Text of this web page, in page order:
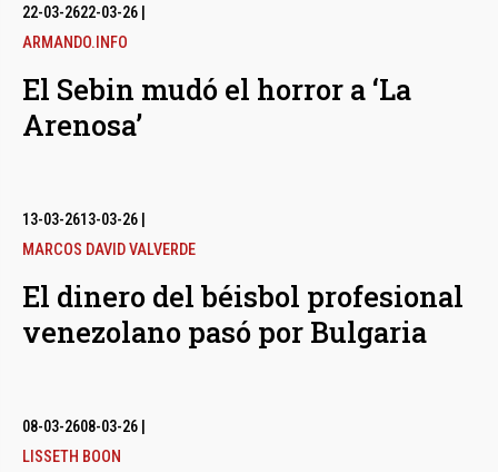
22-03-2622-03-26
ARMANDO.INFO
El Sebin mudó el horror a ‘La
Arenosa’
13-03-2613-03-26
MARCOS DAVID VALVERDE
El dinero del béisbol profesional
venezolano pasó por Bulgaria
08-03-2608-03-26
LISSETH BOON